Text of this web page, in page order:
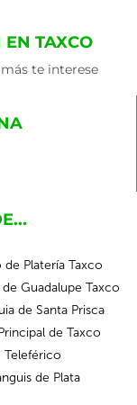
TAXCO
te interese
de Platería Taxco
Guadalupe Taxco
de Santa Prisca
de Taxco
Teleférico
de Plata